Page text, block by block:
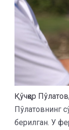
Қўчқор
Пўлатовнинг
берилган. У